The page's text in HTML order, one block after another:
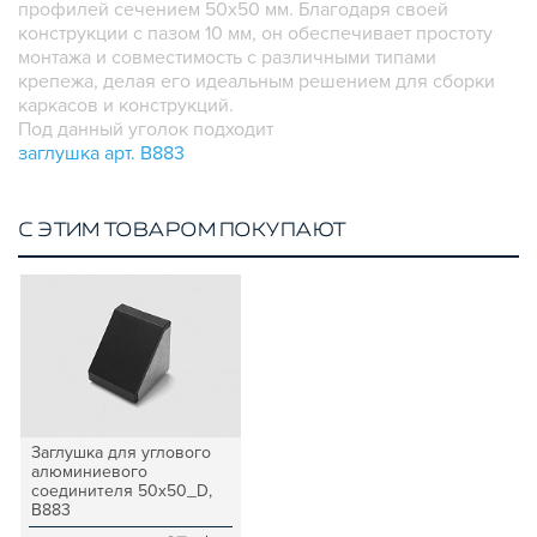
профилей сечением 50х50 мм. Благодаря своей
конструкции с пазом 10 мм, он обеспечивает простоту
монтажа и совместимость с различными типами
крепежа, делая его идеальным решением для сборки
каркасов и конструкций.
Под данный уголок подходит
заглушка арт. B883
С ЭТИМ ТОВАРОМ ПОКУПАЮТ
Заглушка для углового
алюминиевого
соединителя 50х50_D,
B883